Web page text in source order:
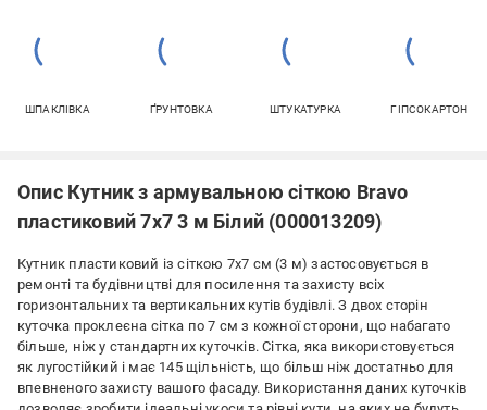
ШПАКЛІВКА ҐРУНТОВКА ШТУКАТУРКА ГІПСОКАРТОН
Опис Кутник з армувальною сіткою Bravo
пластиковий 7х7 3 м Білий (000013209)
Кутник пластиковий із сіткою 7х7 см (3 м) застосовується в
ремонті та будівництві для посилення та захисту всіх
горизонтальних та вертикальних кутів будівлі. З двох сторін
куточка проклеєна сітка по 7 см з кожної сторони, що набагато
більше, ніж у стандартних куточків. Сітка, яка використовується
як лугостійкий і має 145 щільність, що більш ніж достатньо для
впевненого захисту вашого фасаду. Використання даних куточків